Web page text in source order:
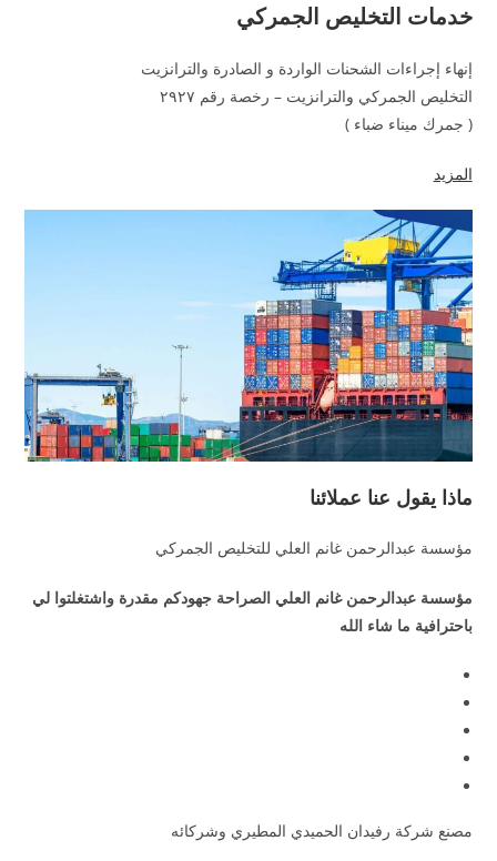
خدمات التخليص الجمركي
إنهاء إجراءات الشحنات الواردة و الصادرة والترانزيت
التخليص الجمركي والترانزيت – رخصة رقم ٢٩٢٧
( جمرك ميناء ضباء )
المزيد
ماذا يقول عنا عملائنا
مؤسسة عبدالرحمن غانم العلي للتخليص الجمركي
مؤسسة عبدالرحمن غانم العلي الصراحة جهودكم مقدرة واشتغلتوا لي
باحترافية ما شاء الله
مصنع شركة رفيدان الحميدي المطيري وشركائه